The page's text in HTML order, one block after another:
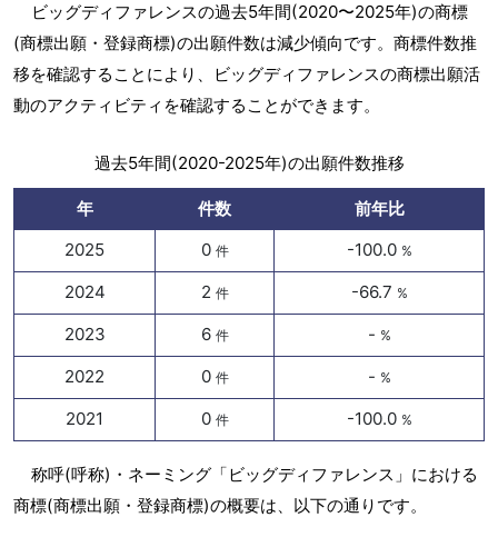
ビッグディファレンスの過去5年間(2020〜2025年)の商標
(商標出願・登録商標)の出願件数は減少傾向です。商標件数推
移を確認することにより、ビッグディファレンスの商標出願活
動のアクティビティを確認することができます。
過去5年間(2020-2025年)の出願件数推移
年 件数
前年比
2025
0 件 -100.0 %
2024 2 件 -66.7 %
2023 6 件 - %
2022 0 件 - %
2021 0 件 -100.0 %
称呼(呼称)・ネーミング「ビッグディファレンス」における
商標(商標出願・登録商標)の概要は、以下の通りです。